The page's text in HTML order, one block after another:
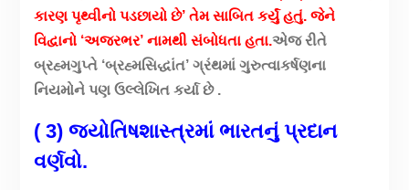
કારણ પૃથ્વીનો પડછાયો છે’ તેમ સાબિત કર્યું હતું. જેને
વિદ્વાનો ‘અજરભર’ નામથી સંબોધતા હતા.એજ રીતે
બ્રહ્મગુપ્તે ‘બ્રહ્મસિદ્ધાંત’ ગ્રંથમાં ગુરુત્વાકર્ષણના
નિયમોને પણ ઉલ્લેખિત કર્યા છે .
( 3) જ્યોતિષશાસ્ત્રમાં ભારતનું પ્રદાન
વર્ણવો.